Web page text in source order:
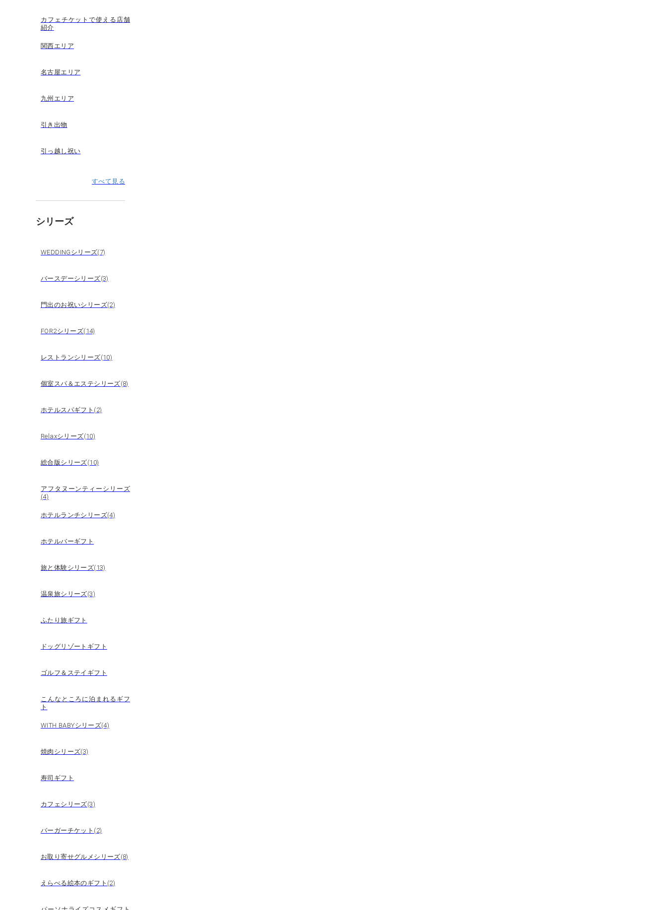
カフェチケットで使える店舗
紹介
関西エリア
名古屋エリア
九州エリア
引き出物
引っ越し祝い
すべて見る
シリーズ
WEDDINGシリーズ(7)
バースデーシリーズ(3)
門出のお祝いシリーズ(2)
FOR2シリーズ(14)
レストランシリーズ(10)
個室スパ＆エステシリーズ(8)
ホテルスパギフト(2)
Relaxシリーズ(10)
総合版シリーズ(10)
アフタヌーンティーシリーズ
(4)
ホテルランチシリーズ(4)
ホテルバーギフト
旅と体験シリーズ(13)
温泉旅シリーズ(3)
ふたり旅ギフト
ドッグリゾートギフト
ゴルフ＆ステイギフト
こんなところに泊まれるギフ
ト
WITH BABYシリーズ(4)
焼肉シリーズ(3)
寿司ギフト
カフェシリーズ(3)
バーガーチケット(2)
お取り寄せグルメシリーズ(8)
えらべる絵本のギフト(2)